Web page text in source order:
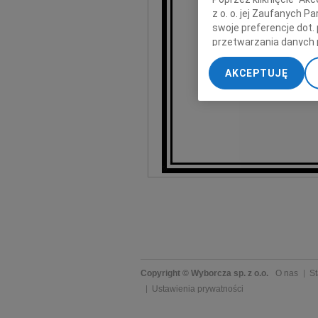
Ola i Piotr,
Copyright © Wyborcza sp. z o.o. O nas
Ustawienia prywatności
z o. o. jej Zaufanych
swoje preferencje dot.
przetwarzania danych
„Ustawienia
My, nasi Zaufani
dokładnych danych
Przechowywanie
treści, badnie
AKCEPTUJĘ